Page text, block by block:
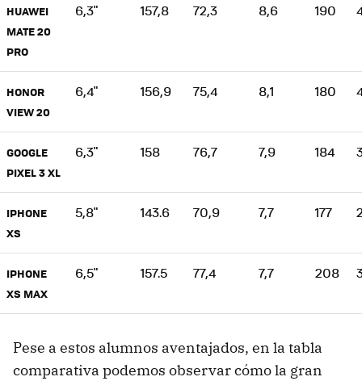
HUAWEI
MATE 20
PRO
6,3" 157,8 72,3 8,6 190
HONOR
VIEW 20
6,4" 156,9 75,4 8,1 180
GOOGLE
PIXEL 3 XL
6,3" 158 76,7 7,9 184
IPHONE
XS
5,8" 143.6 70,9 7,7 177
IPHONE
XS MAX
6,5" 157.5 77,4 7,7 208
Pese a estos alumnos aventajados, en la tabla
comparativa podemos observar cómo la gran